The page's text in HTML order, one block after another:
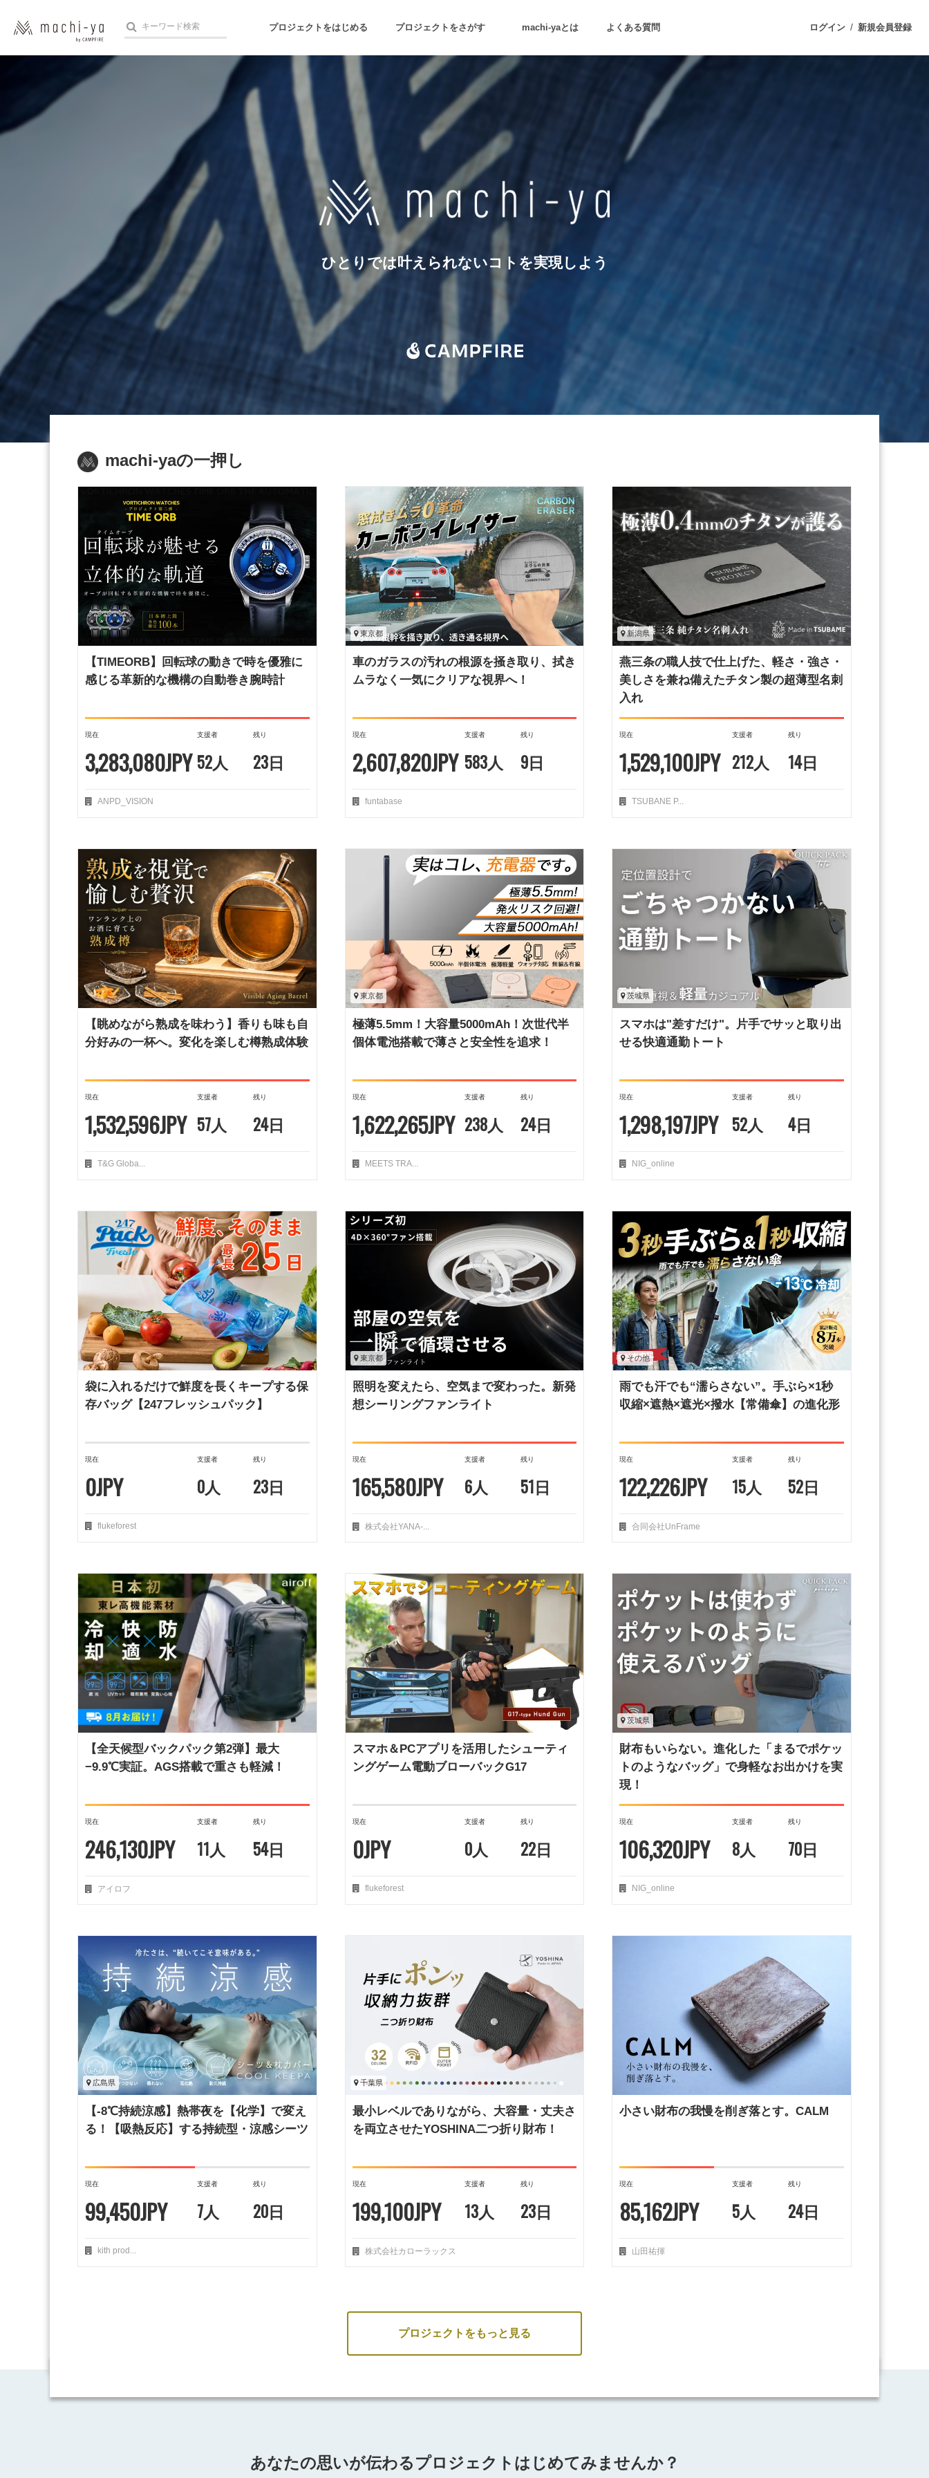
ログイン / 新規会員登録
プロジェクトをはじめる プロジェクトをさがす machi-yaとは よくある質問
人気のプロジェクト 注目のリターン 注目の新着プロジェクト 募集終了が近いプロジェクト
アート・写真
テクノロジー・ガジェット ゲーム・サービス開発 フード・飲食店
映像・映画 書籍・雑誌出版 アニメ・漫画
ビジネス・起業 チャレンジ
まちづくり・地域活性化
CAMPFIRE for Social Good
CAMPFIRE Creation
CAMPFIREふるさと納税
machi-ya
ひとりでは叶えられないコトを実現しよう
machi-yaの一押し
【TIMEORB】回転球の動きで時を優雅に
感じる革新的な機構の自動巻き腕時計
ANPD_VISION
現在
3,283,080JPY
支援者
52人
残り
23日
東京都
車のガラスの汚れの根源を掻き取り、拭き
ムラなく一気にクリアな視界へ！
funtabase
現在
2,607,820JPY
支援者
583人
残り
9日
新潟県
燕三条の職人技で仕上げた、軽さ・強さ・
美しさを兼ね備えたチタン製の超薄型名刺
入れ
TSUBANE P...
現在
1,529,100JPY
支援者
212人
残り
14日
【眺めながら熟成を味わう】香りも味も自
分好みの一杯へ。変化を楽しむ樽熟成体験
T&G Globa...
現在
1,532,596JPY
支援者
57人
残り
24日
東京都
極薄5.5mm！大容量5000mAh！次世代半
個体電池搭載で薄さと安全性を追求！
MEETS TRA...
現在
1,622,265JPY
支援者
238人
残り
24日
茨城県
スマホは"差すだけ"。片手でサッと取り出
せる快適通勤トート
NIG_online
現在
1,298,197JPY
支援者
52人
残り
4日
袋に入れるだけで鮮度を長くキープする保
存バッグ【247フレッシュパック】
flukeforest
現在
0JPY
支援者
0人
残り
23日
東京都
照明を変えたら、空気まで変わった。新発
想シーリングファンライト
株式会社YANA-...
現在
165,580JPY
支援者
6人
残り
51日
その他
雨でも汗でも“濡らさない”。手ぶら×1秒
収縮×遮熱×遮光×撥水【常備傘】の進化形
合同会社UnFrame
現在
122,226JPY
支援者
15人
残り
52日
【全天候型バックパック第2弾】最大
−9.9℃実証。AGS搭載で重さも軽減！
アイロフ
現在
246,130JPY
支援者
11人
残り
54日
スマホ＆PCアプリを活用したシューティ
ングゲーム電動ブローバックG17
flukeforest
現在
0JPY
支援者
0人
残り
22日
茨城県
財布もいらない。進化した「まるでポケッ
トのようなバッグ」で身軽なお出かけを実
現！
NIG_online
現在
106,320JPY
支援者
8人
残り
70日
広島県
【-8℃持続涼感】熱帯夜を【化学】で変え
る！【吸熱反応】する持続型・涼感シーツ
kith prod...
現在
99,450JPY
支援者
7人
残り
20日
千葉県
最小レベルでありながら、大容量・丈夫さ
を両立させたYOSHINA二つ折り財布！
株式会社カローラックス
現在
199,100JPY
支援者
13人
残り
23日
小さい財布の我慢を削ぎ落とす。CALM
山田祐揮
現在
85,162JPY
支援者
5人
残り
24日
プロジェクトをもっと見る
あなたの思いが伝わるプロジェクト はじめてみませんか？